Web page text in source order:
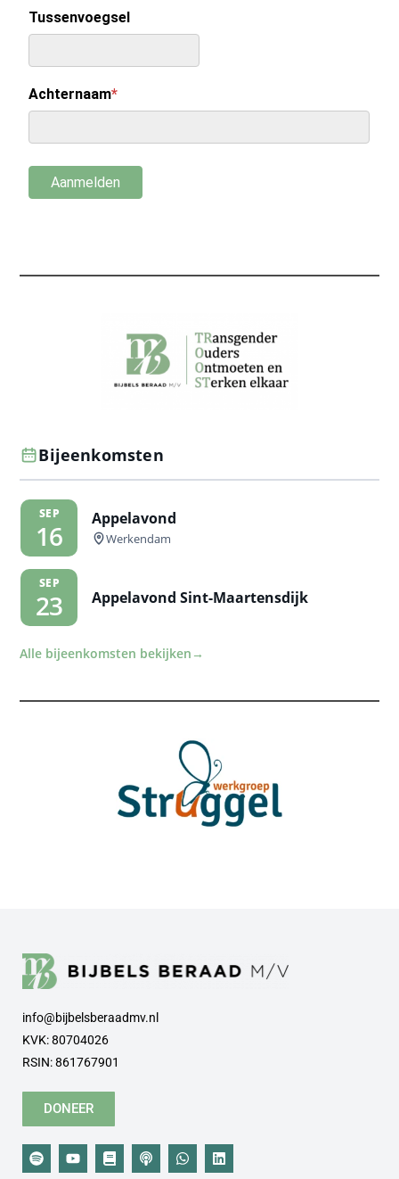
Bijeenkomsten
SEP
16
Appelavond
Werkendam
SEP
23 Appelavond Sint-Maartensdijk
Alle bijeenkomsten bekijken →
info@bijbelsberaadmv.nl
KVK: 80704026
RSIN: 861767901
DONEER